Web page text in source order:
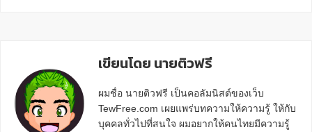
เขียนโดย นายติวฟรี
ผมชื่อ นายติวฟรี เป็นคอลัมนิสต์ของเว็บ
TewFree.com เผยแพร่บทความให้ความรู้ ให้กับ
บุคคลทั่วไปที่สนใจ ผมอยากให้คนไทยมีความรู้